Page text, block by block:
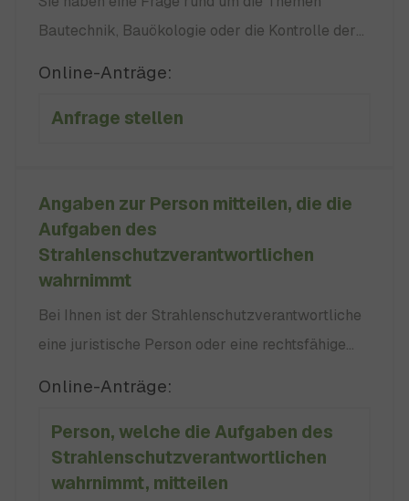
Bautechnik, Bauökologie oder die Kontrolle der
Die Landesstelle für Bautechnik: keine keine
Online-Anträge:
Anfrage stellen
Angaben zur Person mitteilen, die die
Aufgaben des
Strahlenschutzverantwortlichen
wahrnimmt
Bei Ihnen ist der Strahlenschutzverantwortliche
eine juristische Person oder eine rechtsfähige
Gemeinschaftspraxen, aus mehreren Mitgliedern
oder es sind, wie bei sonstigen
Personenvereinigungen, mehrere
Online-Anträge:
Person, welche die Aufgaben des
Strahlenschutzverantwortlichen
wahrnimmt, mitteilen